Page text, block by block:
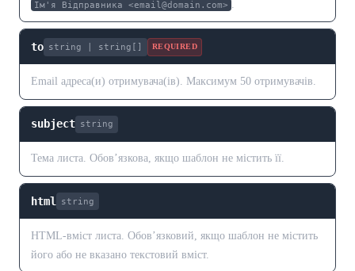
Ім'я Відправника <email@domain.com> .
to string | string[] REQUIRED
Email адреса(и) отримувача(ів). Максимум 50 отримувачів.
subject string
Тема листа. Обов’язкова, якщо шаблон не містить її.
html string
HTML-вміст листа. Обов’язковий, якщо шаблон не містить
його або не вказано текстовий вміст.